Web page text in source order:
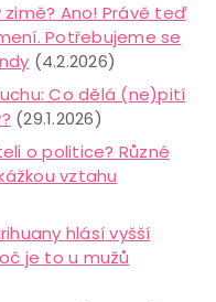
Ano! Právě teď
Potřebujeme se
(4.2.2026)
Co dělá (ne)pití
(29.1.2026)
o politice? Různé
vztahu
hlásí vyšší
je to u mužů